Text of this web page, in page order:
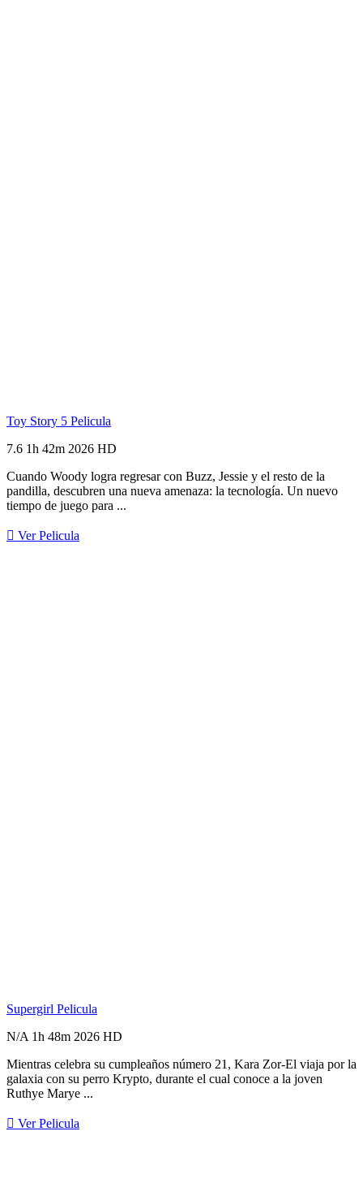
Toy Story 5 Pelicula
7.6 1h 42m 2026 HD
Cuando Woody logra regresar con Buzz, Jessie y el resto de la
pandilla, descubren una nueva amenaza: la tecnología. Un nuevo
tiempo de juego para ...
Ver Pelicula
Supergirl Pelicula
N/A 1h 48m 2026 HD
Mientras celebra su cumpleaños número 21, Kara Zor-El viaja por la
galaxia con su perro Krypto, durante el cual conoce a la joven
Ruthye Marye ...
Ver Pelicula